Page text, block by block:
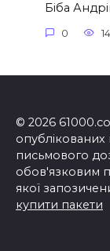
Біба
0 14
© 2026
опублікованих
письмового
обов'язковим
якої
купити пакети